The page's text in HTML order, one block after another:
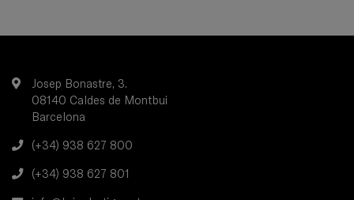
Josep Bonastre, 3.
08140 Caldes de Montbui
Barcelona
(+34) 938 627 800
(+34) 938 627 801